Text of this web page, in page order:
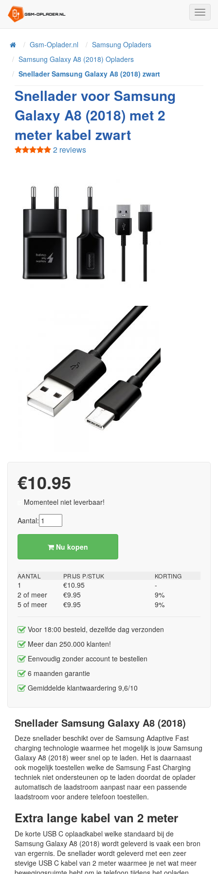
HomeGsm-Oplader.nl
Samsung Opladers
Samsung Galaxy A8 (2018) Opladers
Snellader Samsung Galaxy A8 (2018) zwart
Snellader voor Samsung
Galaxy A8 (2018) met 2
meter kabel zwart
2 reviews
€10.95
Momenteel niet leverbaar!
Aantal:
Nu kopen
AANTAL
1
2 of meer
5 of meer
PRIJS P/STUK
€10.95
€9.95
€9.95
KORTING
-
9%
9%
Voor 18:00 besteld, dezelfde dag verzonden
Meer dan 250.000 klanten!
Eenvoudig zonder account te bestellen
6 maanden garantie
Gemiddelde klantwaardering 9,6/10
Snellader Samsung Galaxy A8 (2018)
Deze snellader beschikt over de Samsung Adaptive Fast
charging technologie waarmee het mogelijk is jouw Samsung
Galaxy A8 (2018) weer snel op te laden. Het is daarnaast
ook mogelijk toestellen welke de Samsung Fast Charging
techniek niet ondersteunen op te laden doordat de oplader
automatisch de laadstroom aanpast naar een passende
laadstroom voor andere telefoon toestellen.
Extra lange kabel van 2 meter
De korte USB C oplaadkabel welke standaard bij de
Samsung Galaxy A8 (2018) wordt geleverd is vaak een bron
van ergernis. De snellader wordt geleverd met een zeer
stevige USB C kabel van 2 meter waarmee je net wat meer